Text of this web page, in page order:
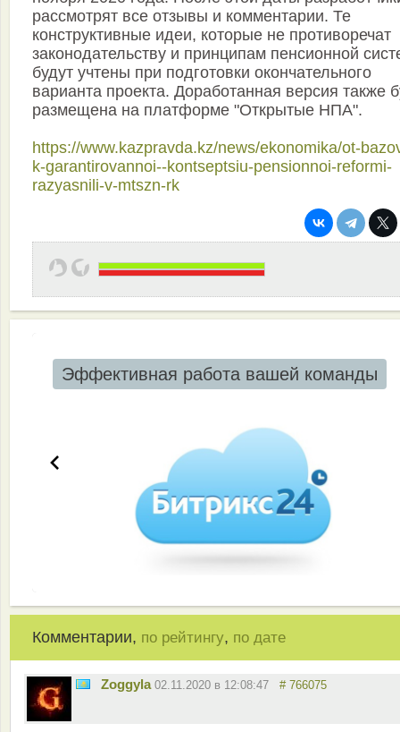
рассмотрят все отзывы и комментарии. Те
конструктивные идеи, которые не противоречат
законодательству и принципам пенсионной
будут учтены при подготовки окончательного
варианта проекта. Доработанная версия также
размещена на платформе "Открытые НПА".
https://www.kazpravda.kz/news/ekonomika/ot-
k-garantirovannoi--kontseptsiu-pensionnoi-reformi-
razyasnili-v-mtszn-rk
Эффективная работа вашей команды
Комментарии, по рейтингу, по дате
Zoggyla 02.11.2020 в 12:08:47 # 766075